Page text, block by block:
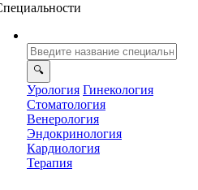
Урология Гинекология
Стоматология
енерология
Эндокринология
Кардиология
Терапия